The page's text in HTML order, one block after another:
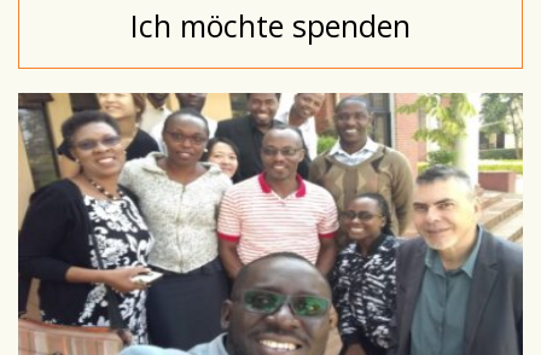
Ich möchte spenden